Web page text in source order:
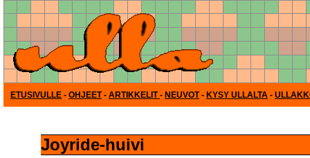
ETUSIVULLE - OHJEET- ARTIKKELIT- NEUVOT- KYSY ULLALTA -
Joyride-huivi